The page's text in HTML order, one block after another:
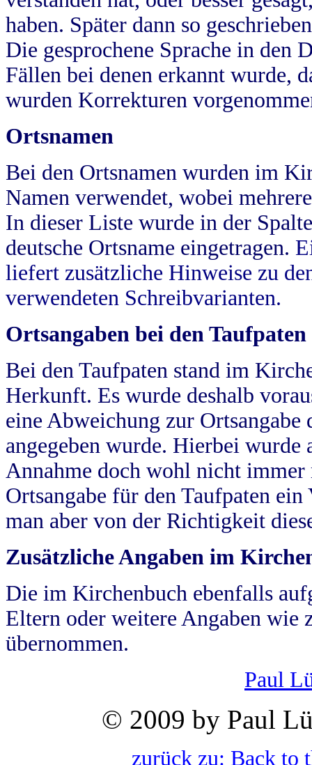
haben. Später dann so
Die gesprochene Sprache in
Fällen bei denen erkannt wurde,
wurden Korrekturen
Ortsnamen
Bei den Ortsnamen wurden im
Namen verwendet, wobei
In dieser Liste wurde in der
deutsche Ortsname eingetragen.
liefert zusätzliche Hinweise zu
verwendeten Schreibvarianten.
Ortsangaben bei den Taufpaten
Bei den Taufpaten stand im
Herkunft. Es wurde deshalb
eine Abweichung zur
angegeben wurde. Hierbei wurde
Annahme doch wohl nicht
Ortsangabe für den Taufpaten
man aber von der Richtigkeit
Zusätzliche Angaben im
Die im Kirchenbuch ebenfalls
Eltern oder weitere Angaben wie
übernommen.
Paul
© 2009 by Paul
zurück zu: Back to